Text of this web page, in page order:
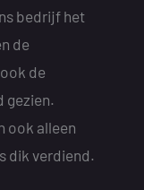
bedrijf het
de
de
gezien.
ook alleen
dik verdiend.